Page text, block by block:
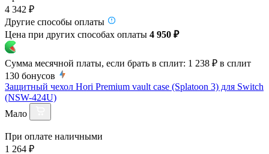
4 342 ₽
Другие способы оплаты
Цена при других способах оплаты 4 950 ₽
Сумма месячной платы, если брать в сплит: 1 238 ₽ в сплит
130 бонусов
Защитный чехол Hori Premium vault case (Splatoon 3) для Switch
(NSW-424U)
Мало
При оплате наличными
1 264 ₽